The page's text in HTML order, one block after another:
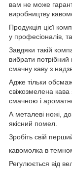
вам не може
виробництву
Продукція цієї
у професіоналів,
Завдяки такій
вибрати потрібний
смачну каву з
Адже тільки
свіжозмелена
смачною і
А металеві ножі,
якісний помел.
Зробіть свій
кавомолка в
Регулюється від